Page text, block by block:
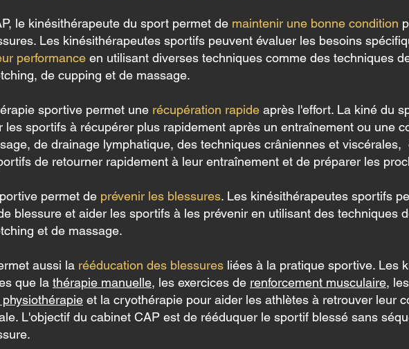
le kinésithérapeute du sport permet de maintenir une bonne condition
Les kinésithérapeutes sportifs peuvent évaluer les besoins
performance en utilisant diverses techniques comme des techniques
de cupping et de massage.
sportive permet une récupération rapide après l'effort. La kiné du
les sportifs à récupérer plus rapidement après un entraînement ou une
de drainage lymphatique, des techniques crâniennes et viscérales,
de retourner rapidement à leur entraînement et de préparer les
permet de prévenir les blessures. Les kinésithérapeutes sportifs
blessure et aider les sportifs à les prévenir en utilisant des techniques
et de massage.
aussi la rééducation des blessures liées à la pratique sportive. Les
que la thérapie manuelle, les exercices de renforcement musculaire,
physiothérapie et la cryothérapie pour aider les athlètes à retrouver leur
L'objectif du cabinet CAP est de rééduquer le sportif blessé sans